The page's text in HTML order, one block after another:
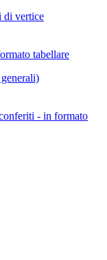
di vertice
tabellare
- in formato